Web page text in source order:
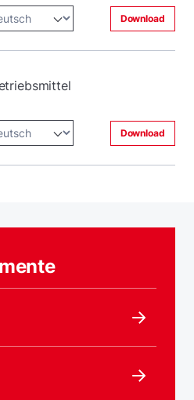
Download
Download